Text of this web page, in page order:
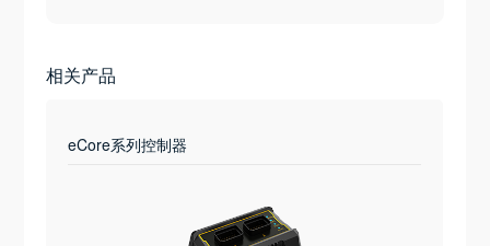
相关产品
eCore系列控制器